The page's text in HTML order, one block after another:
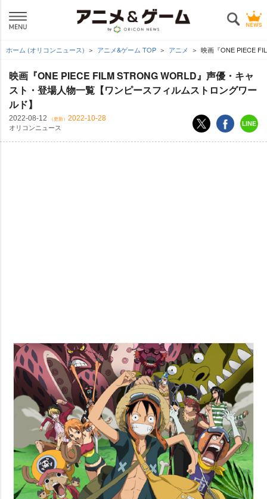
ホーム (オリコンニュース) アニメ&ゲーム TOP アニメ 映画『ONE PIECE
映画『ONE PIECE FILM STRONG WORLD』声優・キャ
スト・登場人物一覧【ワンピースフィルムストロングワー
ルド】
2022-08-12 （更新） 2022-10-28
オリコンニュース